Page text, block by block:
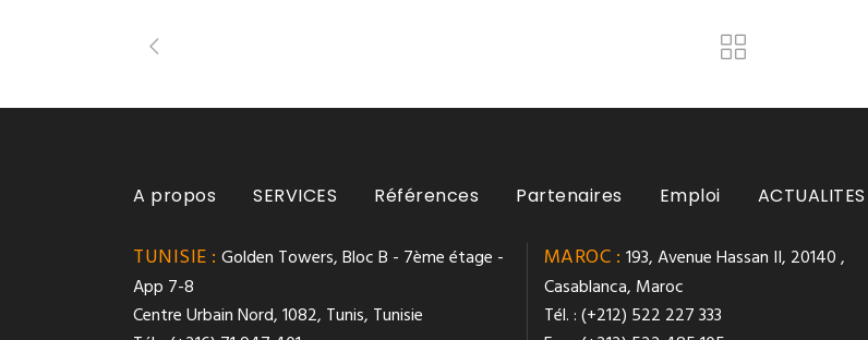
A propos SERVICES Références Partenaires Emploi ACTUALITES
TUNISIE : Golden Towers, Bloc B - 7ème étage -
App 7-8
Centre Urbain Nord, 1082, Tunis, Tunisie
MAROC : 193, Avenue Hassan II, 20140 ,
Casablanca, Maroc
Tél. : (+212) 522 227 333